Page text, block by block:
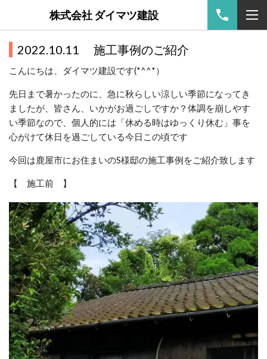
株式会社 ダイマツ建設
2022.10.11 施工事例のご紹介
こんにちは、ダイマツ建設です(*^^*）
先日まで暑かったのに、急に秋らしい涼しい季節になってき
ましたが、皆さん、いかがお過ごしですか？体調を崩しやす
い季節なので、個人的には「休める時はゆっくり休む」事を
心がけて休日を過ごしている今日この頃です
今回は鹿屋市にお住まいのS様邸の施工事例をご紹介致します
【 施工前 】